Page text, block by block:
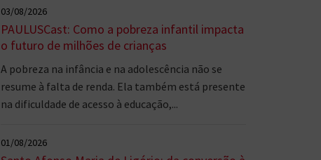
03/08/2026
PAULUSCast: Como a pobreza infantil impacta
o futuro de milhões de crianças
A pobreza na infância e na adolescência não se
resume à falta de renda. Ela também está presente
na dificuldade de acesso à educação,...
01/08/2026